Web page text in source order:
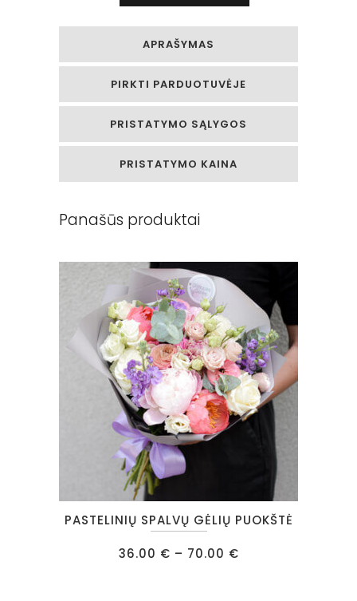
alstromerijų
APRAŠYMAS
PIRKTI PARDUOTUVĖJE
PRISTATYMO SĄLYGOS
PRISTATYMO KAINA
Panašūs produktai
PASTELINIŲ SPALVŲ GĖLIŲ PUOKŠTĖ
36.00 € – 70.00 €Price